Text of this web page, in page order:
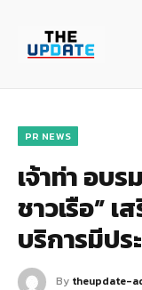
PR NEWS
เจ้าท่า อบ
ชาวเรือ”
บริการมีป
By theupdate-